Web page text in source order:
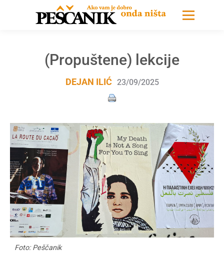
(Propuštene) lekcije
DEJAN ILIĆ 23/09/2025
Foto: Peščanik